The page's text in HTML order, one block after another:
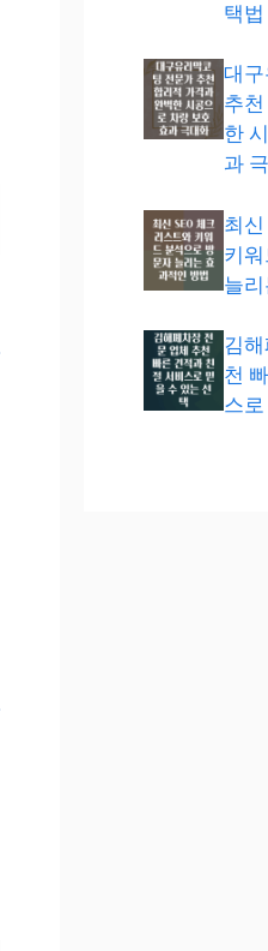
택법
대
추
한
과
최
키
늘
김
천
스